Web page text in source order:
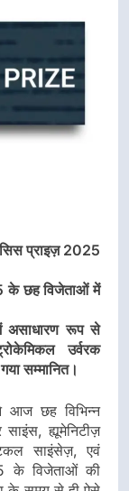
प्राइज़ 2025
के छह विजेताओं में
असाधारण रूप से
उर्वरक
सम्मानित।
आज छह विभिन्न
साइंस, ह्यूमेनिटीज़
साइंसेज़, एवं
के विजेताओं की